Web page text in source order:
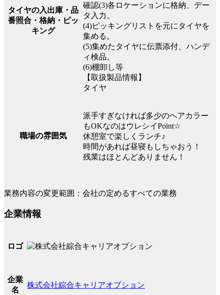
タイヤの入出庫・品
番照合・格納・ピッ
キング
確認(3)各ロケーションに格納、デー
タ入力。
(4)ピッキングリストを元にタイヤを
集める。
(5)集めたタイヤに伝票添付、ハンデ
ィ検品。
(6)棚卸し等
【取扱製品情報】
タイヤ
職場の雰囲気
派手すぎなければ多少のヘアカラー
もOKなのはウレシイPoint☆
休憩室で楽しくランチ♪
時間があれば昼寝もしちゃおう！
残業はほとんどありません！
業務内容の変更範囲：会社の定めるすべての業務
企業情報
ロゴ
企業
名
株式会社綜合キャリアオプション